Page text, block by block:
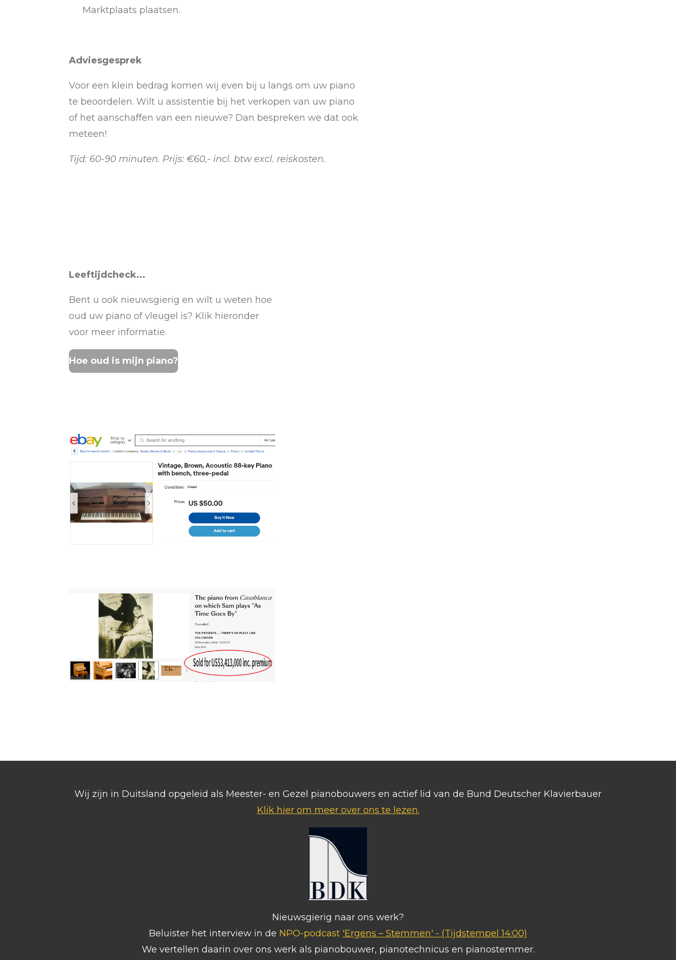
Marktplaats plaatsen.
Adviesgesprek
Voor een klein bedrag komen wij even bij u langs om uw piano
te beoordelen. Wilt u assistentie bij het verkopen van uw piano
of het aanschaffen van een nieuwe? Dan bespreken we dat ook
meteen!
Tijd: 60-90 minuten. Prijs: €60,- incl. btw excl. reiskosten.
Leeftijdcheck...
Bent u ook nieuwsgierig en wilt u weten hoe
oud uw piano of vleugel is? Klik hieronder
voor meer informatie.
Hoe oud is mijn piano?
Wij zijn in Duitsland opgeleid als Meester- en Gezel pianobouwers en actief lid van de Bund Deutscher Klavierbauer
Klik hier om meer over ons te lezen.
Nieuwsgierig naar ons werk?
Beluister het interview in de NPO-podcast 'Ergens – Stemmen' - (Tijdstempel 14:00)
We vertellen daarin over ons werk als pianobouwer, pianotechnicus en pianostemmer.